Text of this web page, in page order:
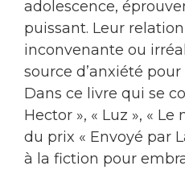
adolescence,
puissant. Leur
inconvenante ou
source d’anxiété
Dans ce livre qui se
Hector », « Luz », «
du prix « Envoyé par
à la fiction pour